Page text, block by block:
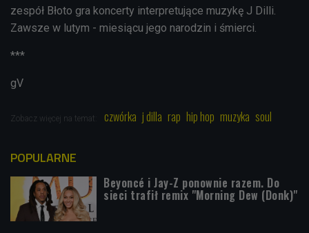
zespół Błoto gra koncerty interpretujące muzykę J Dilli.
Zawsze w lutym - miesiącu jego narodzin i śmierci.
***
gV
Zobacz więcej na temat: czwórka j dilla rap hip hop muzyka soul
POPULARNE
Beyoncé i Jay-Z ponownie razem. Do
sieci trafił remix "Morning Dew (Donk)"